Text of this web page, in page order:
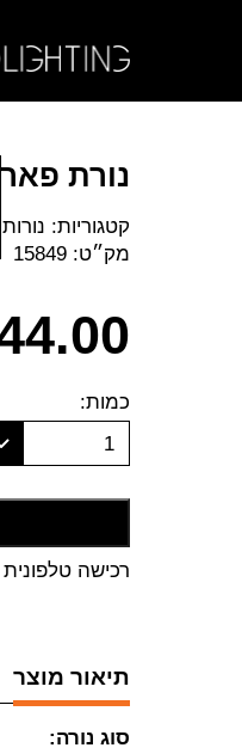
נורת
קטגוריות:
מק״ט:15849
כמות:
1
רכישה טלפונית
תיאור מוצר
סוג נורה: